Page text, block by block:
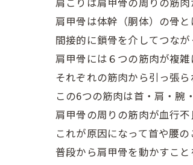
肩甲骨は体幹（胴体）の骨と
間接的に鎖骨を介してつな
肩甲骨には６つの筋肉が複雑
それぞれの筋肉から引っ張ら
この6つの筋肉は首・肩・腕
肩甲骨の周りの筋肉が血行不
これが原因になって首や腰の
普段から肩甲骨を動かすこ